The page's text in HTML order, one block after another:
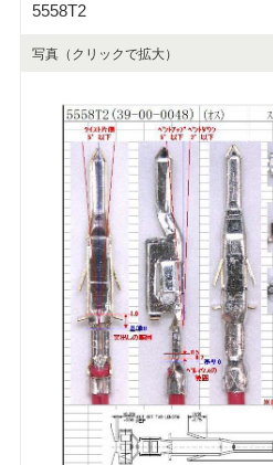
5558T2
写真（クリックで拡大）